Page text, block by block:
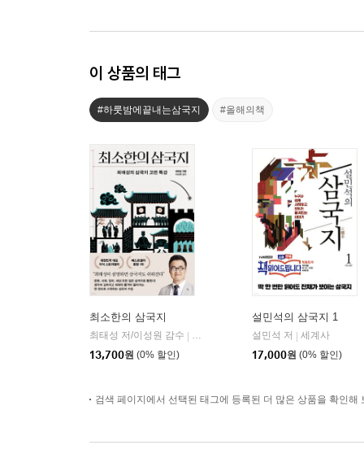
이 상품의 태그
#하룻밤에끝내는삼국지 #올해의책
최소한의 삼국지
최태성 저/이성원 감수 |
13,700원 (0% 할인)
설민석의 삼국지 1
설민석 저 | 세계사
17,000원 (0% 할인)
검색 페이지에서 선택된 태그에 등록된 더 많은 상품을 확인해